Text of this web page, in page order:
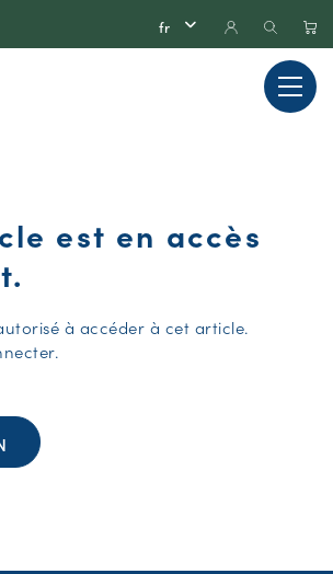
est en accès
à accéder à cet article.